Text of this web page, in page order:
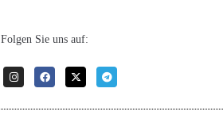
Folgen Sie uns auf: